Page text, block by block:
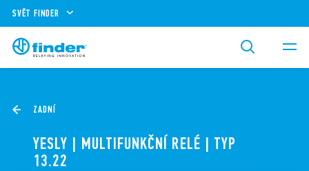
SVĚT FINDER
ZADNÍ
YESLY | MULTIFUNKČNÍ RELÉ | TYP
13.22